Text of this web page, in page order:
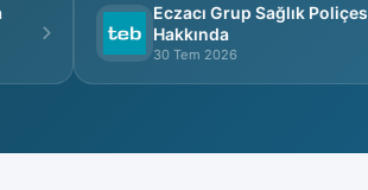
Eczacı Grup Sağlık Poliçesi
Hakkında
30 Tem 2026